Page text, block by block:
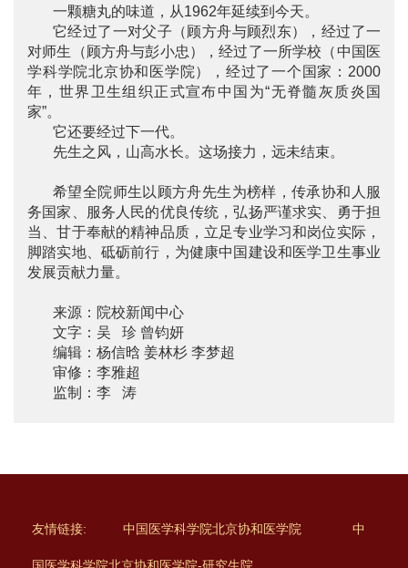
一颗糖丸的味道，从1962年延续到今天。
它经过了一对父子（顾方舟与顾烈东），经过了一
对师生（顾方舟与彭小忠），经过了一所学校（中国医
学科学院北京协和医学院），经过了一个国家：2000
年，世界卫生组织正式宣布中国为“无脊髓灰质炎国
家”。
它还要经过下一代。
先生之风，山高水长。这场接力，远未结束。
希望全院师生以顾方舟先生为榜样，传承协和人服
务国家、服务人民的优良传统，弘扬严谨求实、勇于担
当、甘于奉献的精神品质，立足专业学习和岗位实际，
脚踏实地、砥砺前行，为健康中国建设和医学卫生事业
发展贡献力量。
来源：院校新闻中心
文字：吴 珍 曾钧妍
编辑：杨信晗 姜林杉 李梦超
审修：李雅超
监制：李 涛
友情链接: 中国医学科学院北京协和医学院 中
国医学科学院北京协和医学院-研究生院